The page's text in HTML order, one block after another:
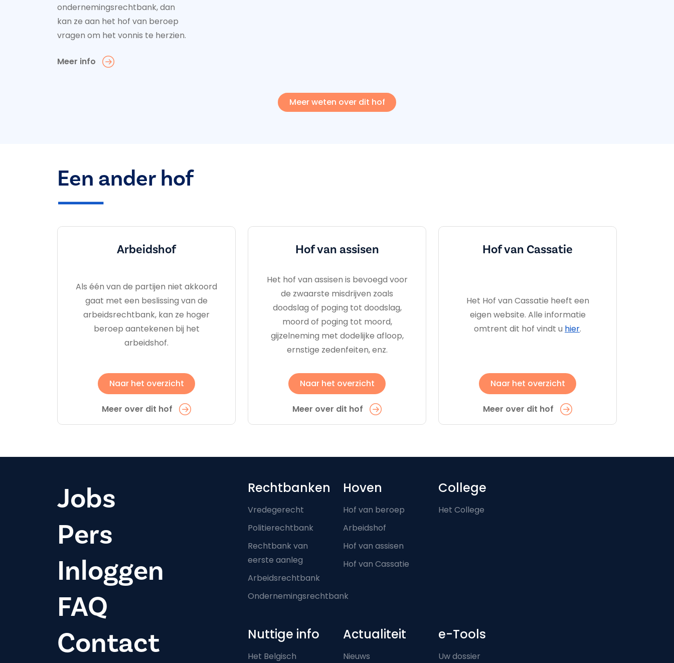
ondernemingsrechtbank, dan
kan ze aan het hof van beroep
vragen om het vonnis te herzien.
Meer info
Meer weten over dit hof
Een ander hof
Arbeidshof
Als één van de partijen niet akkoord
gaat met een beslissing van de
arbeidsrechtbank, kan ze hoger
beroep aantekenen bij het
arbeidshof.
Naar het overzicht
Meer over dit hof
Hof van assisen
Het hof van assisen is bevoegd voor
de zwaarste misdrijven zoals
doodslag of poging tot doodslag,
moord of poging tot moord,
gijzelneming met dodelijke afloop,
ernstige zedenfeiten, enz.
Naar het overzicht
Meer over dit hof
Hof van Cassatie
Het Hof van Cassatie heeft een
eigen website. Alle informatie
omtrent dit hof vindt u hier.
Naar het overzicht
Meer over dit hof
Jobs
Pers
Inloggen
FAQ
Contact
Footer-menu
Rechtbanken
Vredegerecht
Politierechtbank
Rechtbank van
eerste aanleg
Arbeidsrechtbank
Ondernemingsrechtbank
Hoven
Hof van beroep
Arbeidshof
Hof van assisen
Hof van Cassatie
College
Het College
Nuttige info
Het Belgisch
Actualiteit
Nieuws
e-Tools
Uw dossier